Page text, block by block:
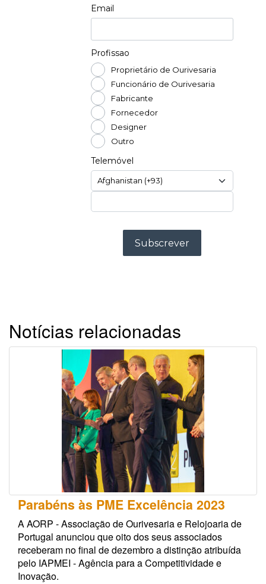
Notícias relacionadas
Parabéns às PME Excelência 2023
A AORP - Associação de Ourivesaria e Relojoaria de
Portugal anunciou que oito dos seus associados
receberam no final de dezembro a distinção atribuída
pelo IAPMEI - Agência para a Competitividade e
Inovação.